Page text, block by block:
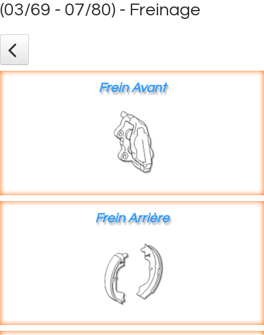
(03/69 - 07/80) - Freinage
Frein Avant
Frein Arrière